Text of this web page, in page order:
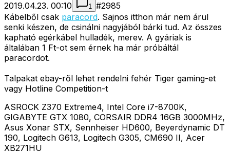
2019.04.23. 00:10 1 #2985
Kábelből csak paracord. Sajnos itthon már nem árul
senki készen, de csinálni nagyjából bárki tud. Az összes
kapható egérkábel hulladék, merev. A gyáriak is
általában 1 Ft-ot sem érnek ha már próbáltál
paracordot.
Talpakat ebay-ről lehet rendelni fehér Tiger gaming-et
vagy Hotline Competition-t
ASROCK Z370 Extreme4, Intel Core i7-8700K,
GIGABYTE GTX 1080, CORSAIR DDR4 16GB 3000MHz,
Asus Xonar STX, Sennheiser HD600, Beyerdynamic DT
190, Logitech G613, Logitech G305, CM690 II, Acer
XB271HU